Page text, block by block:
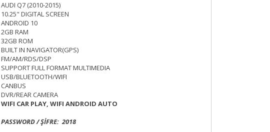
AUDI Q7 (2010-2015)
10.25" DIGITAL SCREEN
ANDROID 10
2GB RAM
32GB ROM
BUILT IN NAVIGATOR(GPS)
FM/AM/RDS/DSP
SUPPORT FULL FORMAT MULTIMEDIA
USB/BLUETOOTH/WIFI
CANBUS
DVR/REAR CAMERA
WIFI CAR PLAY, WIFI ANDROID AUTO
PASSWORD / ŞİFRE: 2018